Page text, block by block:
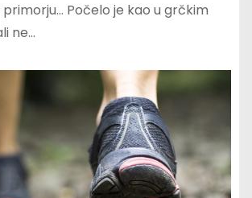
Počelo je kao u grčkim
ne…